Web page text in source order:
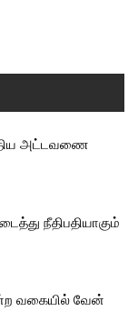
அட்டவணை
நீதிபதியாகும்
வகையில் வேன்